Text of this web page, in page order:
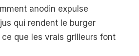
anodin expulse
qui rendent le burger
ce que les vrais grilleurs font